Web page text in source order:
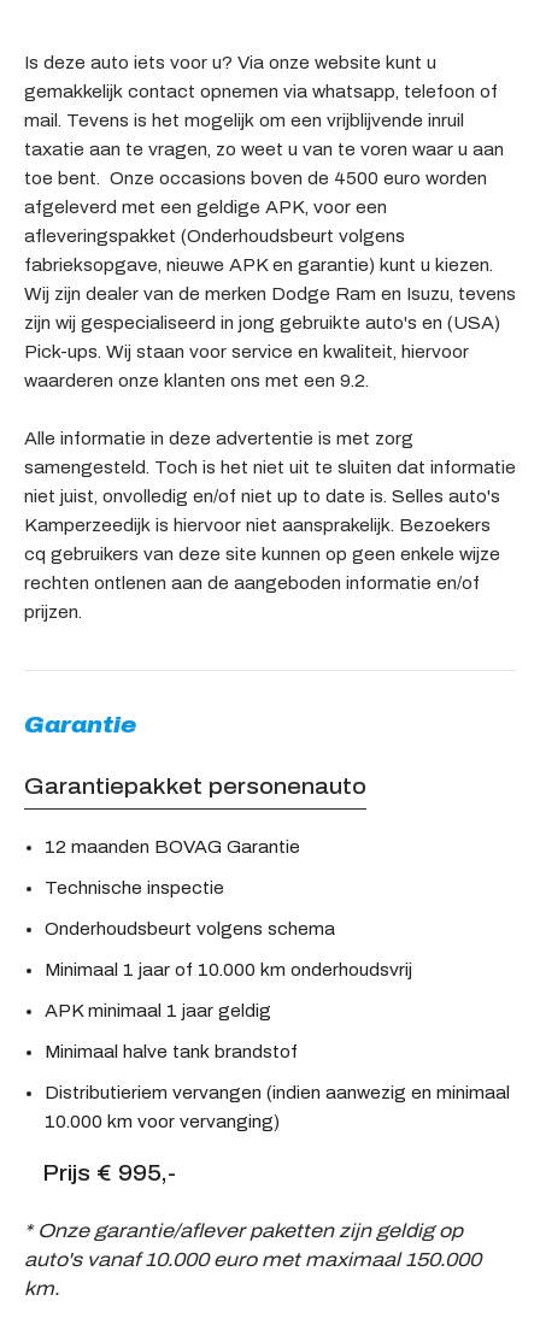
Is deze auto iets voor u? Via onze website kunt u
gemakkelijk contact opnemen via whatsapp, telefoon of
mail. Tevens is het mogelijk om een vrijblijvende inruil
taxatie aan te vragen, zo weet u van te voren waar u aan
toe bent. Onze occasions boven de 4500 euro worden
afgeleverd met een geldige APK, voor een
afleveringspakket (Onderhoudsbeurt volgens
fabrieksopgave, nieuwe APK en garantie) kunt u kiezen.
Wij zijn dealer van de merken Dodge Ram en Isuzu, tevens
zijn wij gespecialiseerd in jong gebruikte auto's en (USA)
Pick-ups. Wij staan voor service en kwaliteit, hiervoor
waarderen onze klanten ons met een 9.2.
Alle informatie in deze advertentie is met zorg
samengesteld. Toch is het niet uit te sluiten dat informatie
niet juist, onvolledig en/of niet up to date is. Selles auto's
Kamperzeedijk is hiervoor niet aansprakelijk. Bezoekers
cq gebruikers van deze site kunnen op geen enkele wijze
rechten ontlenen aan de aangeboden informatie en/of
prijzen.
Garantie
Garantiepakket personenauto
12 maanden BOVAG Garantie
Technische inspectie
Onderhoudsbeurt volgens schema
Minimaal 1 jaar of 10.000 km onderhoudsvrij
APK minimaal 1 jaar geldig
Minimaal halve tank brandstof
Distributieriem vervangen (indien aanwezig en minimaal
10.000 km voor vervanging)
Prijs € 995,-
* Onze garantie/aflever paketten zijn geldig op
auto's vanaf 10.000 euro met maximaal 150.000
km.